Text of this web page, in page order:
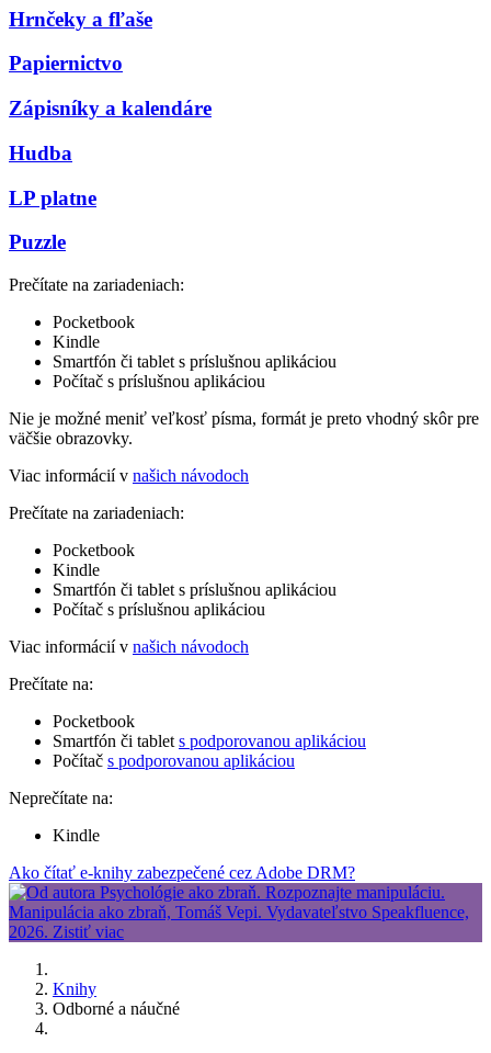
Hrnčeky a fľaše
Papiernictvo
Zápisníky a kalendáre
Hudba
LP platne
Puzzle
Prečítate na zariadeniach:
Pocketbook
Kindle
Smartfón či tablet s príslušnou aplikáciou
Počítač s príslušnou aplikáciou
Nie je možné meniť veľkosť písma, formát je preto vhodný skôr pre
väčšie obrazovky.
Viac informácií v našich návodoch
Prečítate na zariadeniach:
Pocketbook
Kindle
Smartfón či tablet s príslušnou aplikáciou
Počítač s príslušnou aplikáciou
Viac informácií v našich návodoch
Prečítate na:
Pocketbook
Smartfón či tablet s podporovanou aplikáciou
Počítač s podporovanou aplikáciou
Neprečítate na:
Kindle
Ako čítať e-knihy zabezpečené cez Adobe DRM?
Knihy
Odborné a náučné